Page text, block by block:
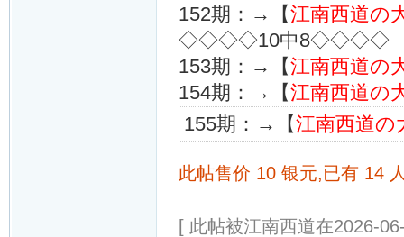
152期：→【江南西道の
◇◇◇◇10中8◇◇◇◇
153期：→【江南西道の
154期：→【江南西道の
155期：→【江南西道の
此帖售价 10 银元,已有 14
[ 此帖被江南西道在2026-